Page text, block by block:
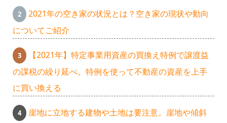
2021年の空き家の状況とは？空き家の現状や動向
についてご紹介
【2021年】特定事業用資産の買換え特例で譲渡益
の課税の繰り延べ。特例を使って不動産の資産を上手
に買い換える
崖地に立地する建物や土地は要注意。崖地や傾斜